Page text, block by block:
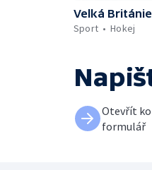
Velká Británie
Sport
Hokej
Otevřít
formulář